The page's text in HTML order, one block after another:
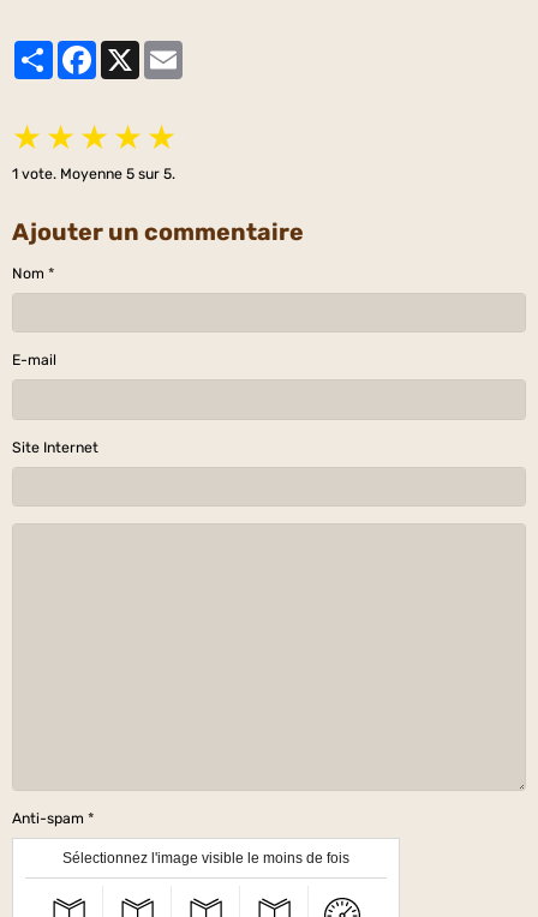
PartagerFacebook
X
★ ★ ★ ★ ★
1 vote. Moyenne 5 sur 5.
Ajouter un commentaire
Nom
E-mail
Site Internet
Anti-spam
Sélectionnez l'image visible le moins de fois